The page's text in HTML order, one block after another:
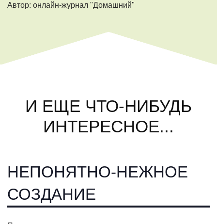
Автор: онлайн-журнал "Домашний"
И ЕЩЕ ЧТО-НИБУДЬ
ИНТЕРЕСНОЕ...
НЕПОНЯТНО-НЕЖНОЕ
СОЗДАНИЕ